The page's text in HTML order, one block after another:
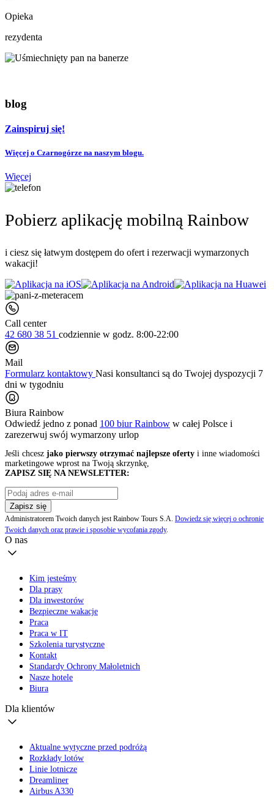
Opieka
rezydenta
blog
Zainspiruj się!
Więcej o Czarnogórze na naszym blogu.
Więcej
Pobierz aplikację mobilną Rainbow
i ciesz się łatwym dostępem do ofert i rezerwacji wymarzonych
wakacji!
Call center
42 680 38 51 codziennie w godz. 8:00-22:00
Mail
Formularz kontaktowy Nasi konsultanci są do Twojej dyspozycji 7
dni w tygodniu
Biura Rainbow
Odwiedź jedno z ponad 100 biur Rainbow w całej Polsce i
zarezerwuj swój wymarzony urlop
Jeśli chcesz jako pierwszy otrzymać najlepsze oferty i inne wiadomości
marketingowe wprost na Twoją skrzynkę,
ZAPISZ SIĘ NA NEWSLETTER:
Zapisz się
Administratorem Twoich danych jest Rainbow Tours S.A. Dowiedz się więcej o ochronie
Twoich danych oraz prawie i sposobie wycofania zgody.
O nas
Kim jesteśmy
Dla prasy
Dla inwestorów
Bezpieczne wakacje
Praca
Praca w IT
Szkolenia turystyczne
Kontakt
Standardy Ochrony Małoletnich
Nasze hotele
Biura
Dla klientów
Aktualne wytyczne przed podróżą
Rozkłady lotów
Linie lotnicze
Dreamliner
Airbus A330